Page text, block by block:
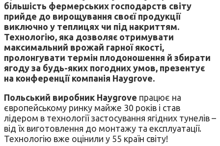
більшість фермерських господарств світу
прийде до вирощування своєї продукції
виключно у теплицях чи під накриттям.
Технологію, яка дозволяє отримувати
максимальний врожай гарної якості,
пролонгувати термін плодоношення й збирати
ягоду за будь-яких погодних умов, презентує
на конференції компанія Haygrove.
Польський виробник Haygrove працює на
європейському ринку майже 30 років і став
лідером в технології застосування ягідних тунелів –
від їх виготовлення до монтажу та експлуатації.
Технологію вже оцінили у 55 країн світу!